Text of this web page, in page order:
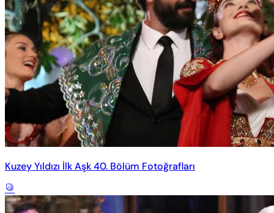
Kuzey Yıldızı İlk Aşk 40. Bölüm Fotoğrafları